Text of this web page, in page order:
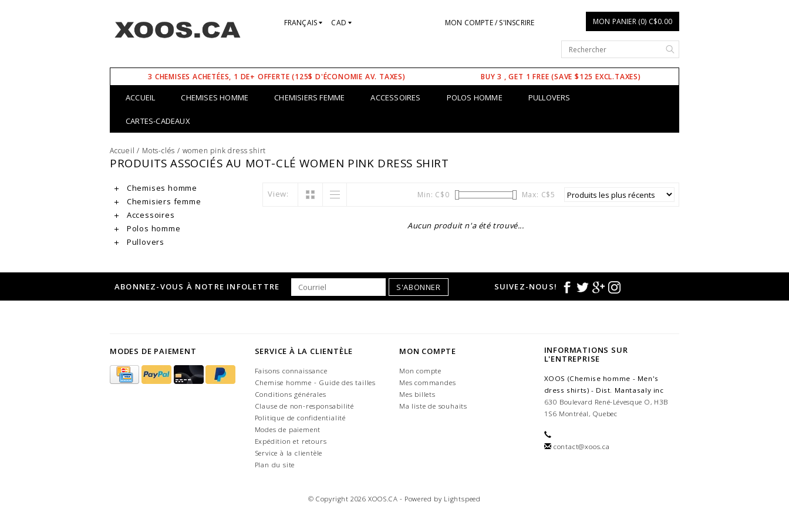
FRANÇAIS CAD MON COMPTE / S'INSCRIRE MON PANIER (0) C$0.00
3 CHEMISES ACHETÉES, 1 DE+ OFFERTE (125$ D'ÉCONOMIE AV. TAXES) BUY 3 , GET 1 FREE (SAVE $125 EXCL.TAXES)
ACCUEIL CHEMISES HOMME CHEMISIERS FEMME ACCESSOIRES POLOS HOMME PULLOVERS
CARTES-CADEAUX
Accueil / Mots-clés / women pink dress shirt
PRODUITS ASSOCIÉS AU MOT-CLÉ WOMEN PINK DRESS SHIRT
Chemises homme
Chemisiers femme
Accessoires
Polos homme
Pullovers
View: Min: C$0 Max: C$5
Aucun produit n'a été trouvé...
ABONNEZ-VOUS À NOTRE INFOLETTRE S'ABONNER SUIVEZ-NOUS!
MODES DE PAIEMENT SERVICE À LA CLIENTÈLE
Faisons connaissance
Chemise homme - Guide des tailles
Conditions générales
Clause de non-responsabilité
Politique de confidentialité
Modes de paiement
Expédition et retours
Service à la clientèle
Plan du site
MON COMPTE
Mon compte
Mes commandes
Mes billets
Ma liste de souhaits
INFORMATIONS SUR
L'ENTREPRISE
XOOS (Chemise homme - Men's
dress shirts) - Dist. Mantasaly inc
630 Boulevard René-Lévesque O, H3B
1S6 Montréal, Quebec
contact@xoos.ca
© Copyright 2026 XOOS.CA - Powered by Lightspeed